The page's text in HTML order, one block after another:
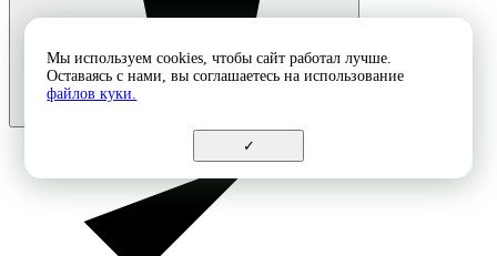
Мы используем cookies, чтобы сайт работал лучше.
Оставаясь с нами, вы соглашаетесь на использование
файлов куки.
✓